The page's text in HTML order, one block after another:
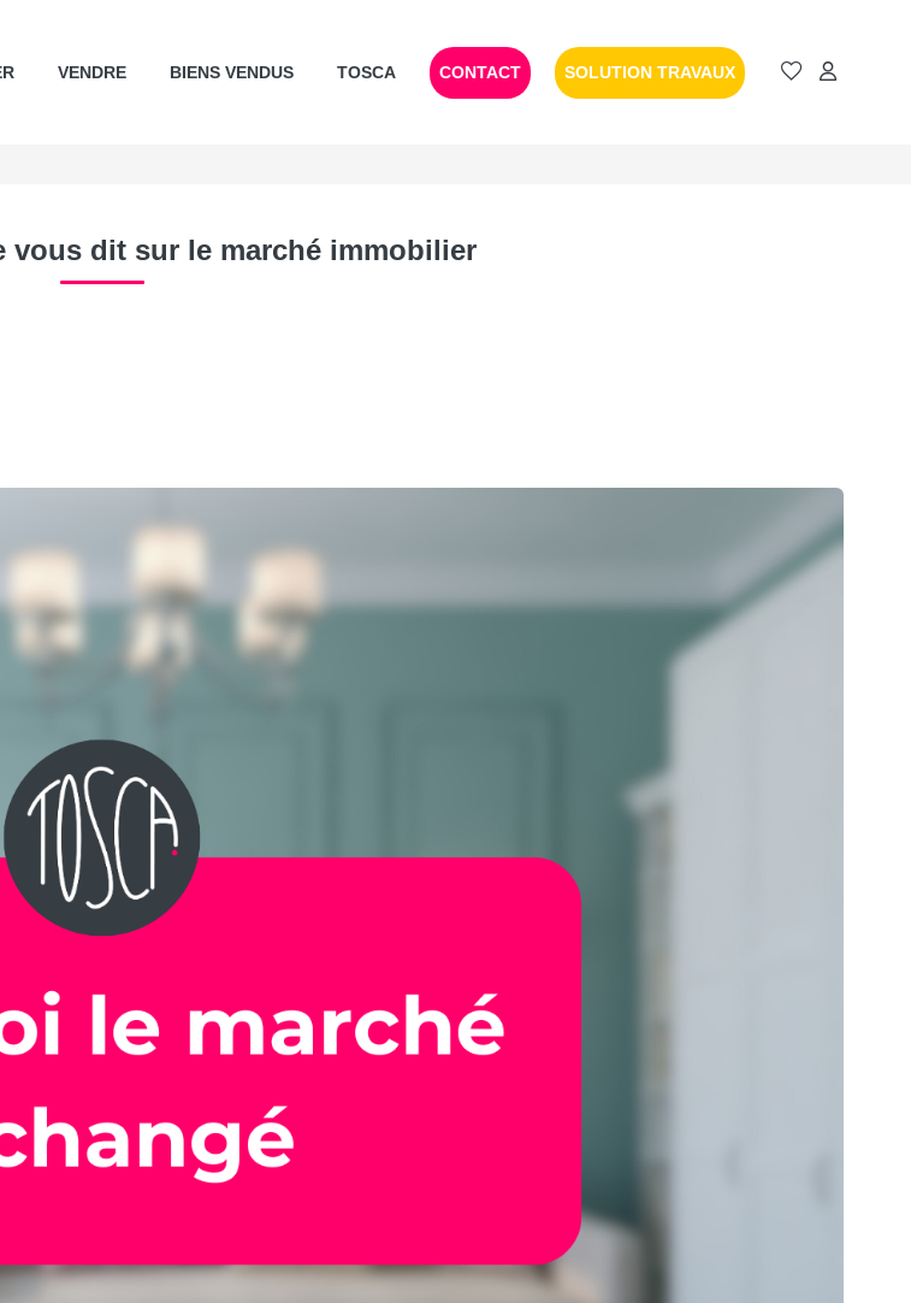
VENDRE BIENS VENDUS TOSCA CONTACT SOLUTION TRAVAUX
vous dit sur le marché immobilier